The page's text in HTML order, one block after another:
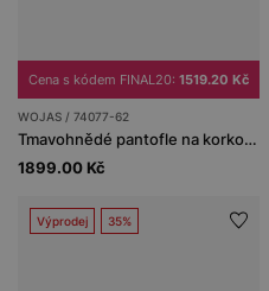
Cena s kódem FINAL20: 1519.20 Kč
WOJAS / 74077-62
Tmavohnědé pantofle na korkovém klínu s přezkami
1899.00 Kč
Výprodej 35%